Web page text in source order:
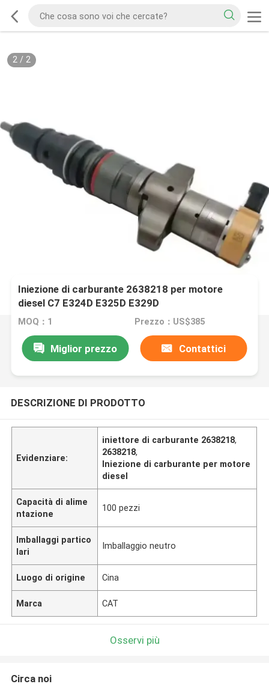
2/ 2
Iniezione di carburante 2638218 per motore
diesel C7 E324D E325D E329D
MOQ：1 Prezzo：US$385
Miglior prezzo Contattici
DESCRIZIONE DI PRODOTTO
Evidenziare:
iniettore di carburante 2638218,
2638218,
Iniezione di carburante per motore
diesel
Capacità di alime
ntazione
100 pezzi
Imballaggi partico
lari
Imballaggio neutro
Luogo di origine Cina
Marca CAT
Osservi più
Circa noi